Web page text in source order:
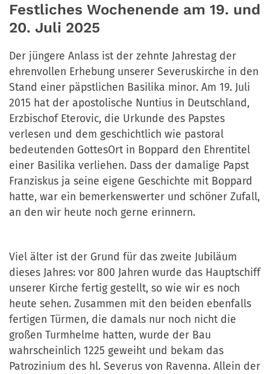
Festliches Wochenende am 19. und
20. Juli 2025
Der jüngere Anlass ist der zehnte Jahrestag der
ehrenvollen Erhebung unserer Severuskirche in den
Stand einer päpstlichen Basilika minor. Am 19. Juli
2015 hat der apostolische Nuntius in Deutschland,
Erzbischof Eterovic, die Urkunde des Papstes
verlesen und dem geschichtlich wie pastoral
bedeutenden GottesOrt in Boppard den Ehrentitel
einer Basilika verliehen. Dass der damalige Papst
Franziskus ja seine eigene Geschichte mit Boppard
hatte, war ein bemerkenswerter und schöner Zufall,
an den wir heute noch gerne erinnern.
Viel älter ist der Grund für das zweite Jubiläum
dieses Jahres: vor 800 Jahren wurde das Hauptschiff
unserer Kirche fertig gestellt, so wie wir es noch
heute sehen. Zusammen mit den beiden ebenfalls
fertigen Türmen, die damals nur noch nicht die
großen Turmhelme hatten, wurde der Bau
wahrscheinlich 1225 geweiht und bekam das
Patrozinium des hl. Severus von Ravenna. Allein der